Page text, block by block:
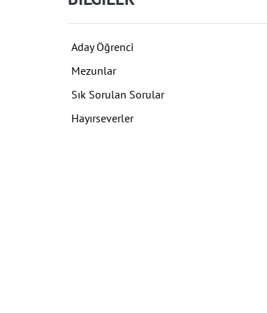
Aday Öğrenci
Mezunlar
Sık Sorulan Sorular
Hayırseverler